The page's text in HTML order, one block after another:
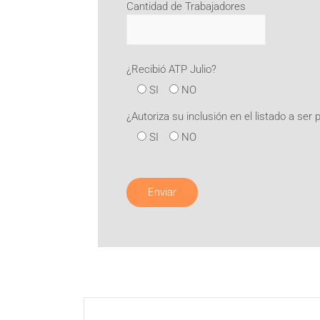
Cantidad de Trabajadores
¿Recibió ATP Julio?
SI
NO
¿Autoriza su inclusión en el listado a ser
SI
NO